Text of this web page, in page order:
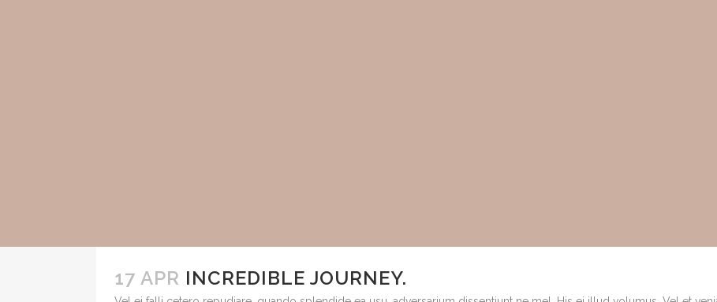
17 APR INCREDIBLE JOURNEY.